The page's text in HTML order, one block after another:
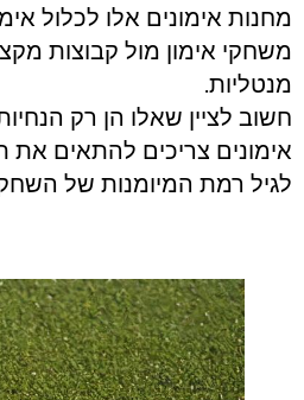
מחנות אימונים אלו לכלול
משחקי אימון מול קבוצות
מנטליות.
חשוב לציין שאלו הן רק
אימונים צריכים להתאים את
לגיל רמת המיומנות של